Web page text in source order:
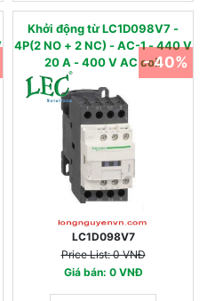
Khởi động từ LC1D098V7 -
4P(2 NO + 2 NC) - AC-1 - 440 V
20 A - 400 V AC coil
LC1D098V7
Price List: 0 VNĐ
Giá bán: 0 VNĐ
- 40%